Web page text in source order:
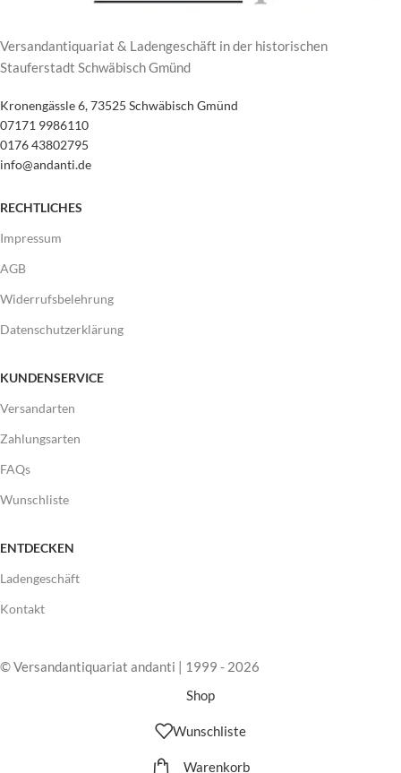
Versandantiquariat & Ladengeschäft in der historischen
Stauferstadt Schwäbisch Gmünd
Kronengässle 6, 73525 Schwäbisch Gmünd
07171 9986110
0176 43802795
info@andanti.de
RECHTLICHES
Impressum
AGB
Widerrufsbelehrung
Datenschutzerklärung
KUNDENSERVICE
Versandarten
Zahlungsarten
FAQs
Wunschliste
ENTDECKEN
Ladengeschäft
Kontakt
© Versandantiquariat andanti | 1999 - 2026
Shop
Wunschliste
Warenkorb